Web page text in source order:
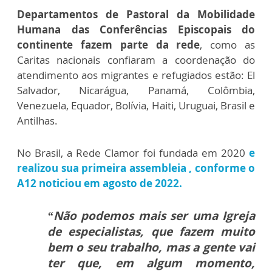
Departamentos de Pastoral da Mobilidade
Humana das Conferências Episcopais do
continente fazem parte da rede, como as
Caritas nacionais confiaram a coordenação do
atendimento aos migrantes e refugiados estão: El
Salvador, Nicarágua, Panamá, Colômbia,
Venezuela, Equador, Bolívia, Haiti, Uruguai, Brasil e
Antilhas.
No Brasil, a Rede Clamor foi fundada em 2020 e
realizou sua primeira assembleia , conforme o
A12 noticiou em agosto de 2022.
“Não podemos mais ser uma Igreja
de especialistas, que fazem muito
bem o seu trabalho, mas a gente vai
ter que, em algum momento,